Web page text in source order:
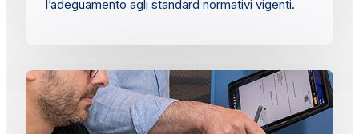
l’adeguamento agli standard normativi vigenti.